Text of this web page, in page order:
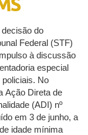
do
Federal (STF)
à discussão
especial
No
Ação Direta de
(ADI) nº
em 3 de junho, a
idade mínima